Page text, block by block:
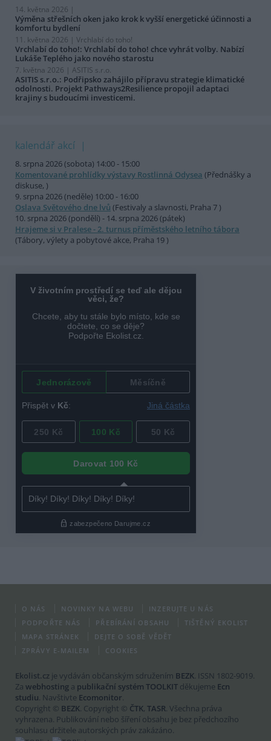
14. května 2026 |
Výměna střešních oken jako krok k vyšší energetické účinnosti a
komfortu bydlení
11. května 2026 | Vrchlabí do toho!
Vrchlabí do toho!: Vrchlabí do toho! chce vyhrát volby. Nabízí
Lukáše Teplého jako nového starostu
7. května 2026 | ASITIS s.r.o.
ASITIS s.r.o.: Podřipsko zahájilo přípravu strategie klimatické
odolnosti. Projekt Pathways2Resilience propojil adaptaci
krajiny s budoucími investicemi.
kalendář akcí
8. srpna 2026 (sobota) 14:00 - 15:00
Komentované prohlídky výstavy Rostlinná Odysea (Přednášky a
diskuse, )
9. srpna 2026 (neděle) 10:00 - 16:00
Oslava Světového dne lvů (Festivaly a slavnosti, Praha 7 )
10. srpna 2026 (pondělí) - 14. srpna 2026 (pátek)
Hrajeme si v Pralese - 2. turnus příměstského letního tábora
(Tábory, výlety a pobytové akce, Praha 19 )
O NÁS NOVINKY NA WEBU
INZERUJTE U NÁS
PODPOŘTE NÁS
PŘEBÍRÁNÍ OBSAHU
TIŠTĚNÝ EKOLIST
MAPA STRÁNEK
DEJTE O SOBĚ VĚDĚT
ZPRÁVY E-MAILEM
COOKIES
Ekolist.cz je vydáván občanským sdružením BEZK. ISSN 1802-9019.
Za webhosting a publikační systém TOOLKIT děkujeme Ecn
studiu. Navštivte Ecomonitor.
Copyright © BEZK. Copyright © ČTK, TASR. Všechna práva
vyhrazena. Publikování nebo šíření obsahu je bez předchozího
souhlasu držitele autorských práv zakázáno.